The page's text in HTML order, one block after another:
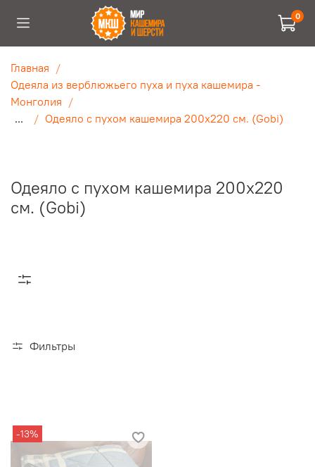
0
Главная
Одеяла из верблюжьего пуха и пуха кашемира -
Монголия
...
Одеяло с пухом кашемира 200x220 см. (Gobi)
Одеяло с пухом кашемира 200x220
см. (Gobi)
Фильтры
-13%